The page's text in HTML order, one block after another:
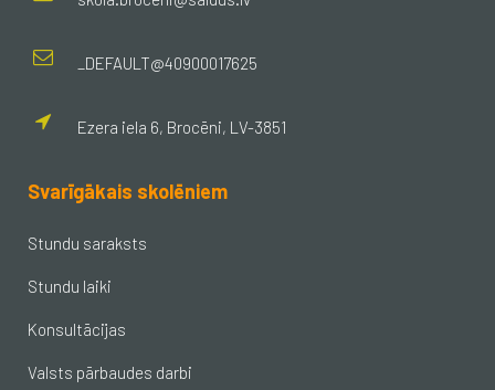
_DEFAULT@40900017625
Ezera iela 6, Brocēni, LV-3851
Svarīgākais skolēniem
Stundu saraksts
Stundu laiki
Konsultācijas
Valsts pārbaudes darbi